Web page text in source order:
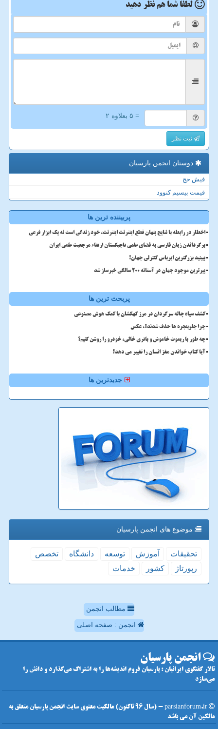
لطفا شما هم نظر دهید
= ۵ بعلاوه ۲
ثبت نظر
دوستان انجمن پارسیان
فیش حج
قیمت بیسیم کنوود
پربیننده ترین ها
اخطار در رابطه با نتایج پنهان قطع اینترنت اینترنت، خود زندگی است نه یک ابزار فرعی
برگرداندن زبان فارسی به فضای علمی تاجیکستان ارتقاء مرجعیت علمی ایران
ببینید بزرگترین ایرباس کنترلی جهان!
پیرترین موجود جهان در آستانه ۲۰۰ سالگی خبرساز شد
پربحث ترین ها
کشف سیاه چاله سرگردان در مرز کهکشان با کمک هوش مصنوعی
چرا جلوپنجره ها حذف شدند؟، عکس
چه طور با ریموت خاموش و باتری خالی، خودرو را روشن کنیم؟
آیا کتاب خواندن مغز انسان را تغییر می دهد؟
جدیدترین ها
موضوع های انجمن پارسیان
تحقیقات آموزش توسعه دانشگاه
تخصص
رپورتاژ
كشور خدمات
مطالب انجمن
انجمن : صفحه اصلی
انجمن پارسیان
تالار گفتگوی ایرانیان : پارسیان فروم اندیشه‌ها را به اشتراک می‌گذارد و دانش را
می‌سازد
parsianforum.ir - (سال 96 تاکنون) مالکیت معنوی سایت انجمن پارسیان متعلق به
مالکین آن می باشد